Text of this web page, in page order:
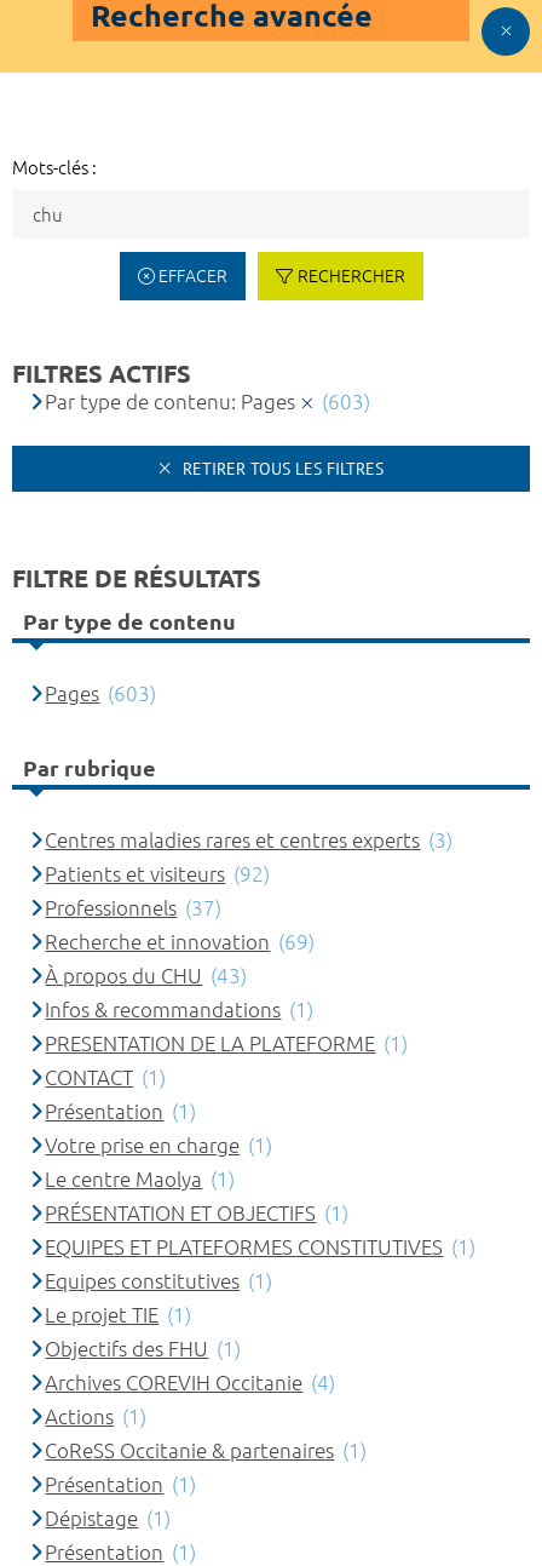
Recherche avancée
Mots-clés :
EFFACER RECHERCHER
FILTRES ACTIFS
Par type de contenu: Pages (603)
RETIRER TOUS LES FILTRES
FILTRE DE RÉSULTATS
Par type de contenu
Pages (603)
Par rubrique
Centres maladies rares et centres experts (3)
Patients et visiteurs (92)
Professionnels (37)
Recherche et innovation (69)
À propos du CHU (43)
Infos & recommandations (1)
PRESENTATION DE LA PLATEFORME (1)
CONTACT (1)
Présentation (1)
Votre prise en charge (1)
Le centre Maolya (1)
PRÉSENTATION ET OBJECTIFS (1)
EQUIPES ET PLATEFORMES CONSTITUTIVES (1)
Equipes constitutives (1)
Le projet TIE (1)
Objectifs des FHU (1)
Archives COREVIH Occitanie (4)
Actions (1)
CoReSS Occitanie & partenaires (1)
Présentation (1)
Dépistage (1)
Présentation (1)